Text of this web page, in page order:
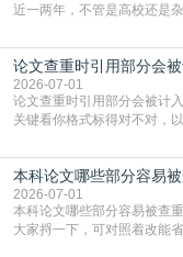
近一两年，不管是高校还是
真的太亏。提前做AIGC检测
AIGC检测成了论文答辩投稿
框架，内容都是自己写的，至
论文查重时引用部分会
2026-07-01
论文查重时引用部分会被计入重复率？ 学术论文引用部分会
关键看你格式标得对不对，
独占一行，每条文献用[1][2]
7714（作者、题名、刊名、
成功后通常把这段标为引用，
本科论文哪些部分容易
2026-07-01
本科论文哪些部分容易被查重标红？ 本科论文查重，最容易“中
大家捋一下，可对照着改能